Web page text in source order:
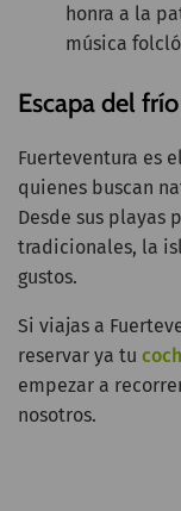
honra a la
música
Escapa del
Fuerteventura es
quienes buscan
Desde sus playas
tradicionales, la
gustos.
Si viajas a
reservar ya tu
empezar a
nosotros.